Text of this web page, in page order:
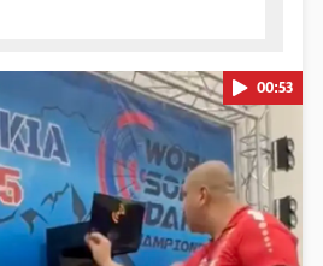
Pokretanje videa...
00:53